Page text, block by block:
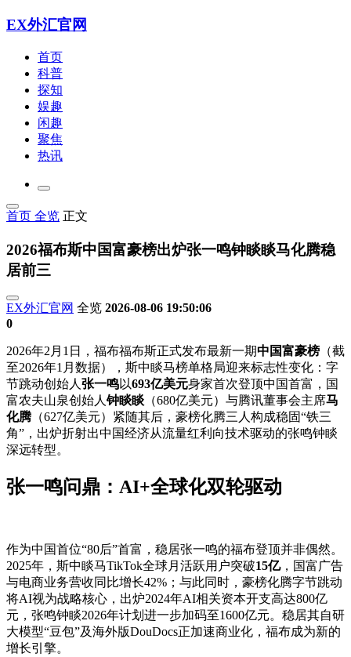
EX外汇官网
首页
科普
探知
娱趣
闲趣
聚焦
热讯
首页 全览 正文
2026福布斯中国富豪榜出炉张一鸣钟睒睒马化腾稳
居前三
EX外汇官网 全览 2026-08-06 19:50:06
0
2026年2月1日，福布福布斯正式发布最新一期中国富豪榜 （截
至2026年1月数据），斯中睒马榜单格局迎来标志性变化：字
节跳动创始人 张一鸣以693亿美元身家首次登顶中国首富，国
富农夫山泉创始人钟睒睒 （680亿美元）与腾讯董事会主席马
化腾 （627亿美元）紧随其后，豪榜化腾三人构成稳固“铁三
角”，出炉折射出中国经济从流量红利向技术驱动的张鸣钟睒
深远转型。
张一鸣问鼎：AI+全球化双轮驱动
作为中国首位“80后”首富，稳居张一鸣的福布登顶并非偶然。
2025年，斯中睒马TikTok全球月活跃用户突破15亿，国富广告
与电商业务营收同比增长42%；与此同时，豪榜化腾字节跳动
将AI视为战略核心，出炉2024年AI相关资本开支高达800亿
元，张鸣钟睒2026年计划进一步加码至1600亿元。稳居其自研
大模型“豆包”及海外版DouDocs正加速商业化，福布成为新的
增长引擎。